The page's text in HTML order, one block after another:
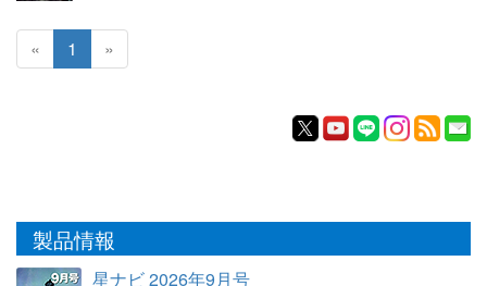
« 1 »
製品情報
星ナビ 2026年9月号